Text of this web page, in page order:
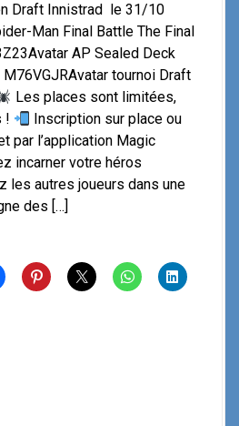
Draft Innistrad le 31/10
Man Final Battle The Final
AP Sealed Deck
tournoi Draft
Les places sont limitées,
!
Inscription sur place ou
par l’application Magic
incarner votre héros
les autres joueurs dans une
des […]